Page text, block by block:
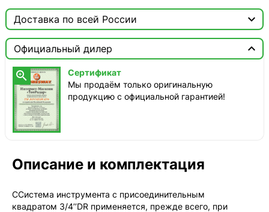
Доставка по всей России 
 Москва
ТопРадар — Курьер
завтра, от 350 ₽
ТопРадар — Самовывоз
сегодня, бесплатно
наб. Бережковская, д. 20, стр. 19
2-4 дня, от 385 ₽
Официальный дилер


Сертификат
Мы продаём только оригинальную
продукцию с официальной гарантией!
Описание и комплектация
ССистема инструмента с присоединительным
квадратом 3/4’’DR применяется, прежде всего, при